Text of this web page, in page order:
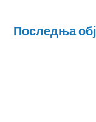
Последња